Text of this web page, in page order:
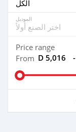
الموديل
Price range
From D 5,016 -